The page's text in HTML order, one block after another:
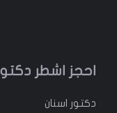
احجز اشطر
دكتور اسنان